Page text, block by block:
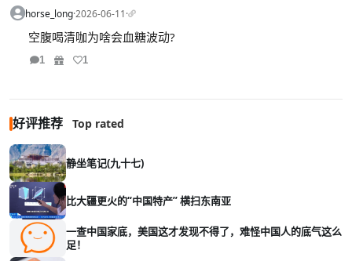
horse_long·2026-06-11·
空腹喝清咖为啥会血糖波动?
1 1
好评推荐 Top rated
静坐笔记(九十七)
比大疆更火的“中国特产” 横扫东南亚
一查中国家底，美国这才发现不得了，难怪中国人的底气这么
足！